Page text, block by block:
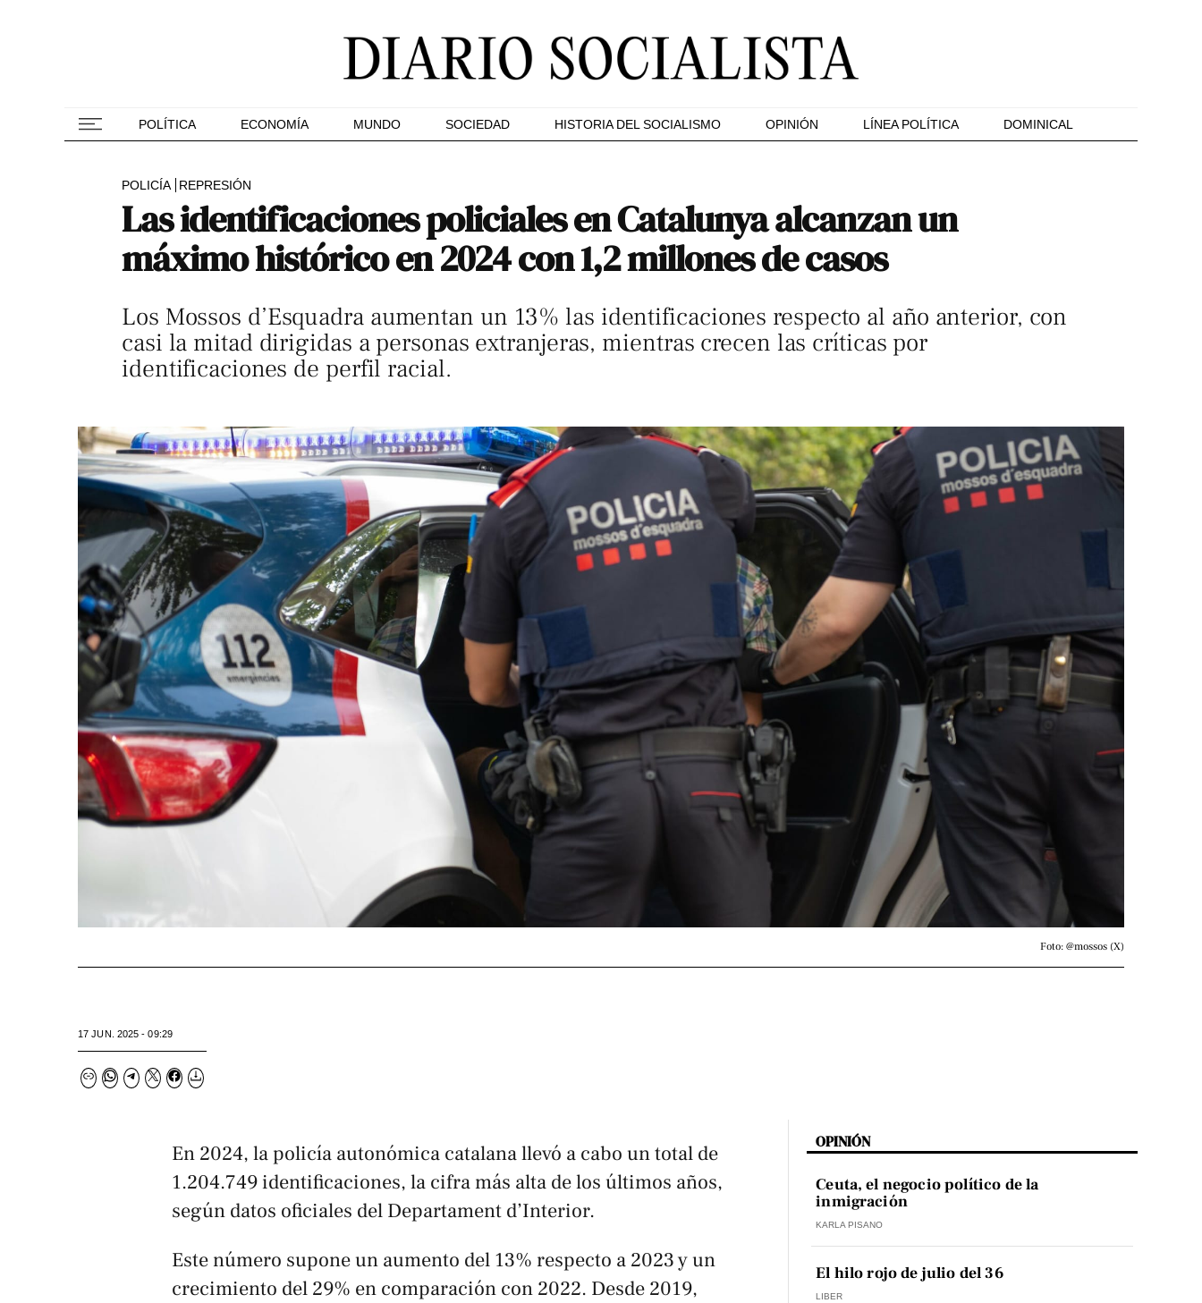
POLÍTICA ECONOMÍA MUNDO SOCIEDAD HISTORIA DEL SOCIALISMO OPINIÓN LÍNEA POLÍTICA DOMINICAL
POLICÍA REPRESIÓN
Las identificaciones policiales en Catalunya alcanzan un
máximo histórico en 2024 con 1,2 millones de casos
Los Mossos d’Esquadra aumentan un 13% las identificaciones respecto al año anterior, con
casi la mitad dirigidas a personas extranjeras, mientras crecen las críticas por
identificaciones de perfil racial.
Foto: @mossos (X)
17 JUN. 2025 - 09:29
En 2024, la policía autonómica catalana llevó a cabo un total de
1.204.749 identificaciones, la cifra más alta de los últimos años,
según datos oficiales del Departament d’Interior.
Este número supone un aumento del 13% respecto a 2023 y un
crecimiento del 29% en comparación con 2022. Desde 2019,
OPINIÓN
Ceuta, el negocio político de la
inmigración
KARLA PISANO
El hilo rojo de julio del 36
LIBER